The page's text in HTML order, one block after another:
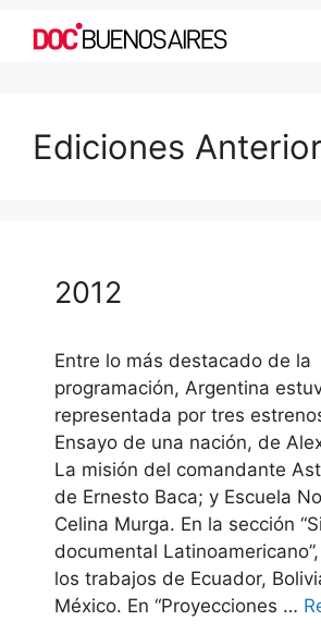
Ediciones
2012
Entre lo más destacado de la
programación, Argentina
representada por tres
Ensayo de una nación, de
La misión del comandante
de Ernesto Baca; y Escuela
Celina Murga. En la sección
documental
los trabajos de Ecuador,
México. En “Proyecciones …